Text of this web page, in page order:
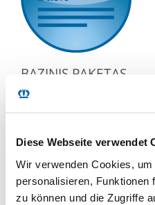
Diese Webseite verwendet
Wir verwenden Cookies,
personalisieren, Funktionen
zu können und die Zugriffe
BAZINIS PAKETAS